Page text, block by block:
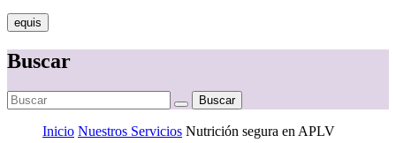
equis
Buscar
Buscar
Inicio Nuestros Servicios Nutrición segura en APLV